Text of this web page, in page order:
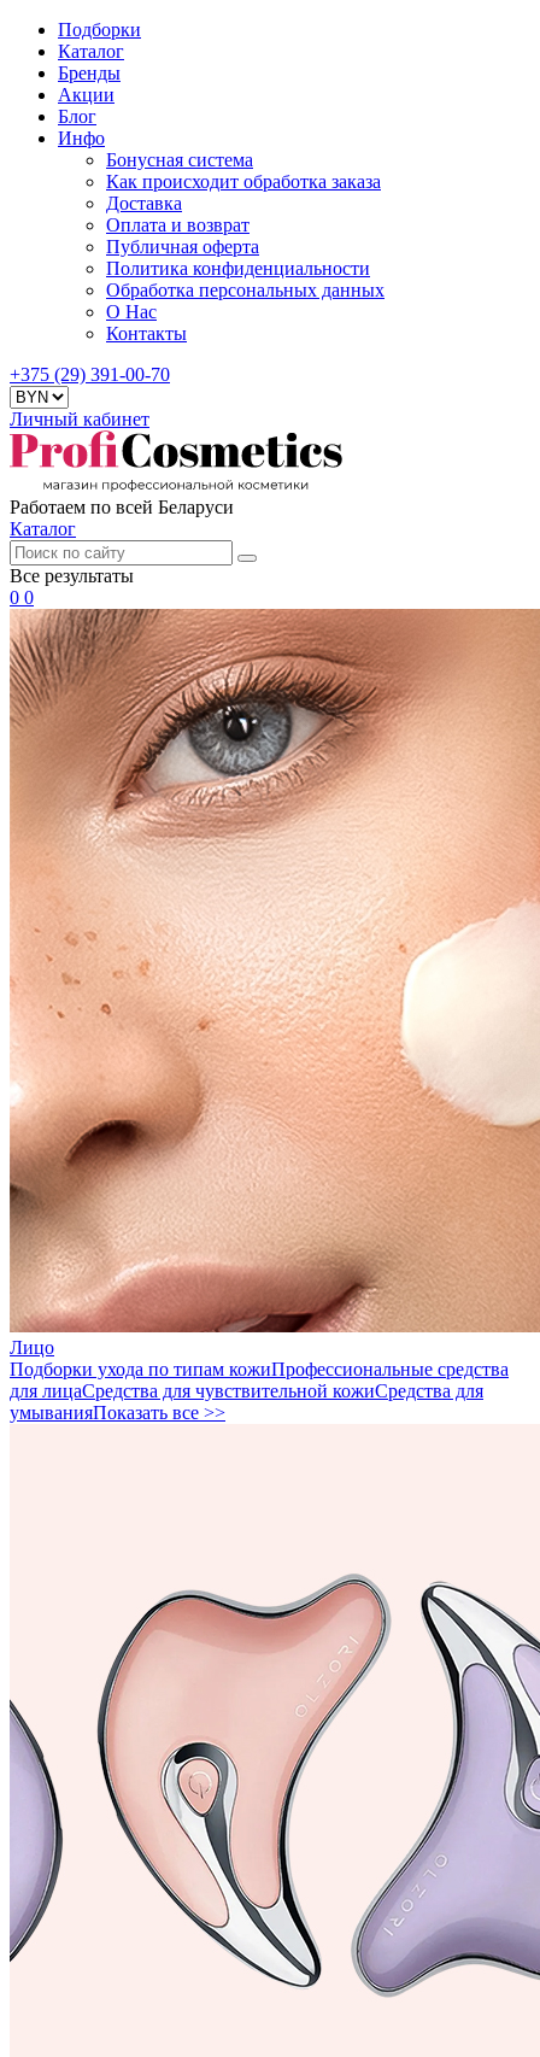
Подборки
Каталог
Бренды
Акции
Блог
Инфо
Бонусная система
Как происходит обработка заказа
Доставка
Оплата и возврат
Публичная оферта
Политика конфиденциальности
Обработка персональных данных
О Нас
Контакты
+375 (29) 391-00-70
Личный кабинет
Работаем по всей Беларуси
Каталог
Все результаты
0 0
Лицо
Подборки ухода по типам кожиПрофессиональные средства
для лицаСредства для чувствительной кожиСредства для
умыванияПоказать все >>